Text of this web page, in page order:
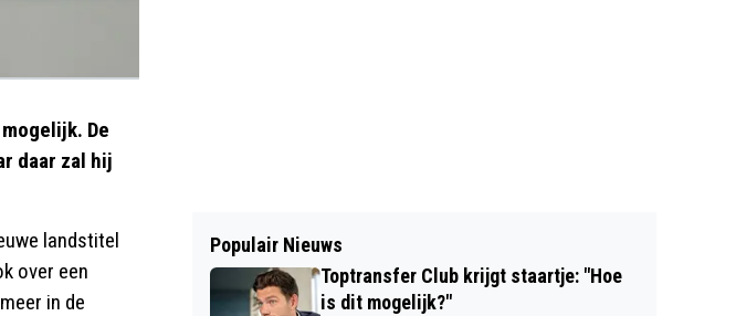
De
daar zal hij
landstitel
over een
in de
Populair Nieuws
Toptransfer Club krijgt staartje: "Hoe
is dit mogelijk?"